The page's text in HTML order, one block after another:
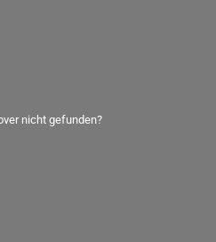
nicht gefunden?